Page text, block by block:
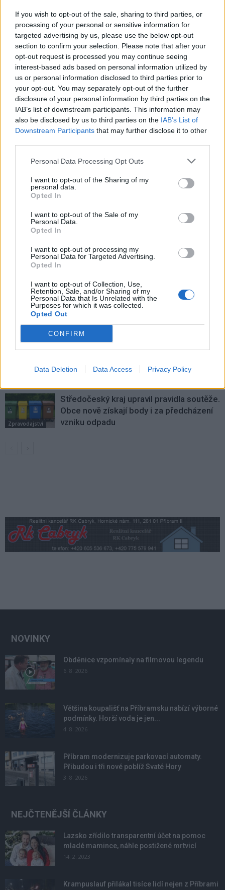
If you wish to opt-out of the sale, sharing to third parties, or
processing of your personal or sensitive information for
targeted advertising by us, please use the below opt-out
section to confirm your selection. Please note that after your
opt-out request is processed you may continue seeing
interest-based ads based on personal information utilized by
us or personal information disclosed to third parties prior to
your opt-out. You may separately opt-out of the further
disclosure of your personal information by third parties on the
IAB’s list of downstream participants. This information may
also be disclosed by us to third parties on the IAB’s List of
Downstream Participants that may further disclose it to other
Personal Data Processing Opt Outs
I want to opt-out of the Sharing of my
personal data.
Opted In
I want to opt-out of the Sale of my
Personal Data.
Opted In
I want to opt-out of processing my
Personal Data for Targeted Advertising.
Opted In
I want to opt-out of Collection, Use,
Retention, Sale, and/or Sharing of my
Personal Data that Is Unrelated with the
Purposes for which it was collected.
Opted Out
CONFIRM
Data Deletion Data Access Privacy Policy
Komentáře
TAGY Jan Slaba Nový rybník
Sportovní zařízení města Příbram
stavba
wakeboarding
Předchozí článek
Při pondělní stávce budou
základní a dvě mateřské školy
Následující článek
dotazník o pocitu bezpečí
SOUVISEJÍCÍ ČLÁNKY
Zpravodajství
Většina koupališť na Příbramsku nabízí
výborné podmínky. Horší voda je jen na
Živohošti
Příbram modernizuje parkovací automaty.
Zpravodajství
Středočeský kraj upravil pravidla soutěže.
Obce nově získají body i za předcházení
vzniku odpadu
NOVINKY
Obděnice vzpomínaly na filmovou legendu
6. 8. 2026
Většina koupališť na Příbramsku nabízí výborné
podmínky. Horší voda je jen...
4. 8. 2026
Příbram modernizuje parkovací automaty.
Přibudou i tři nové poblíž Svaté Hory
3. 8. 2026
NEJČTENĚJŠÍ ČLÁNKY
Lazsko zřídilo transparentní účet na pomoc
mladé mamince, náhle postižené mrtvicí
14. 2. 2023
Krampuslauf přilákal tisíce lidí nejen z Příbrami